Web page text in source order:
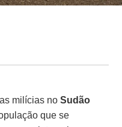
milícias noSudão
que se